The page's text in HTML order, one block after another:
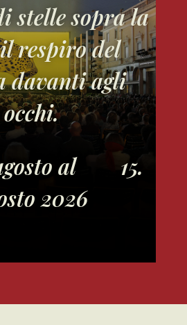
stelle sopra la
respiro del
davanti agli
occhi.
al 15.
2026